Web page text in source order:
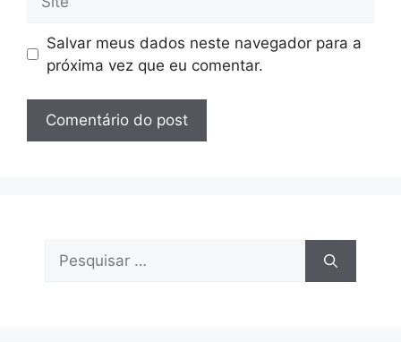
Salvar meus dados neste navegador para a
próxima vez que eu comentar.
Pesquisar